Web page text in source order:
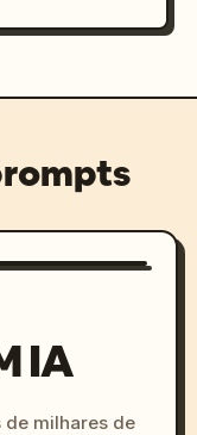
IA
de milhares de